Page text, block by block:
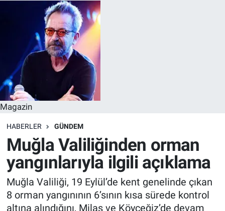
Magazin
HABERLER GÜNDEM
Muğla Valiliğinden orman
yangınlarıyla ilgili açıklama
Muğla Valiliği, 19 Eylül’de kent genelinde çıkan
8 orman yangınının 6’sının kısa sürede kontrol
altına alındığını, Milas ve Köyceğiz’de devam